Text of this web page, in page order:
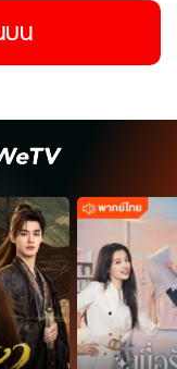
บน